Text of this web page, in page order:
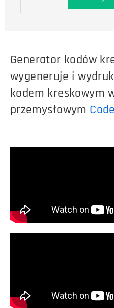
Generator kodów
wygeneruje i
kodem kreskowym
przemysłowym